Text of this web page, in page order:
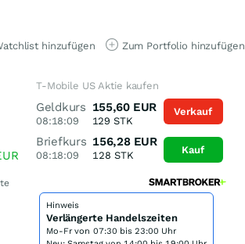
hinzufügen Zum Portfolio hinzufügen
T-Mobile US Aktie kaufen
Geldkurs
08:18:09
155,60 EUR
129 STK
Briefkurs
08:18:09
156,28 EUR
128 STK
Verkauf
Kauf
Hinweis
Verlängerte Handelszeiten
Mo-Fr von 07:30 bis 23:00 Uhr